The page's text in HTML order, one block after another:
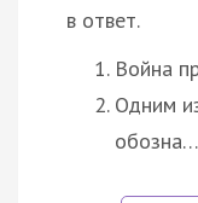
в ответ.
Война
Одним
обозна…